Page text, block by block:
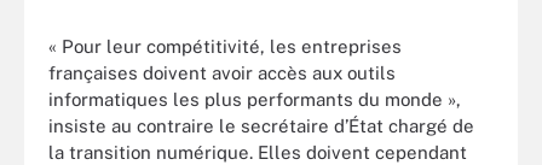
« Pour leur compétitivité, les entreprises
françaises doivent avoir accès aux outils
informatiques les plus performants du monde »,
insiste au contraire le secrétaire d’État chargé de
la transition numérique. Elles doivent cependant